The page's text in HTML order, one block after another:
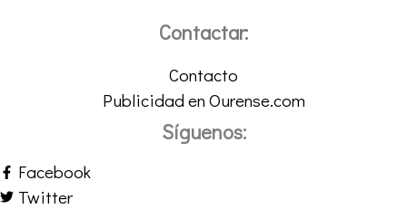
Contactar:
Contacto
Publicidad en Ourense.com
Síguenos:
Facebook
Twitter